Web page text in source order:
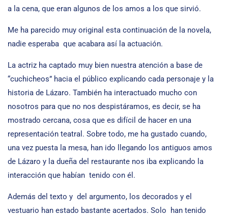
a la cena, que eran algunos de los amos a los que sirvió.
Me ha parecido muy original esta continuación de la novela,
nadie esperaba que acabara así la actuación.
La actriz ha captado muy bien nuestra atención a base de
“cuchicheos” hacia el público explicando cada personaje y la
historia de Lázaro. También ha interactuado mucho con
nosotros para que no nos despistáramos, es decir, se ha
mostrado cercana, cosa que es difícil de hacer en una
representación teatral. Sobre todo, me ha gustado cuando,
una vez puesta la mesa, han ido llegando los antiguos amos
de Lázaro y la dueña del restaurante nos iba explicando la
interacción que habían tenido con él.
Además del texto y del argumento, los decorados y el
vestuario han estado bastante acertados. Solo han tenido